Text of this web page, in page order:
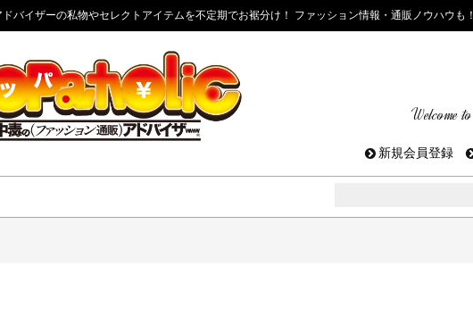
イザーの私物やセレクトアイテムを不定期でお裾分け！ ファッション情報・通販ノウハウも！
Welcome to
新規会員登録